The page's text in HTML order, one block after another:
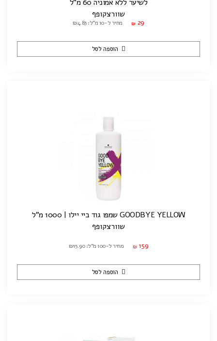
לשיער ללא אמוניה 60 מ"ל
שוורצקופף
₪ 29 מחיר ל-10 מ"ל: ₪4.83
הוספה לסל
GOODBYE YELLOW שמפו גוד ביי יילו | 1000 מ"ל
שוורצקופף
₪ 159 מחיר ל-100 מ"ל: ₪15.90
הוספה לסל